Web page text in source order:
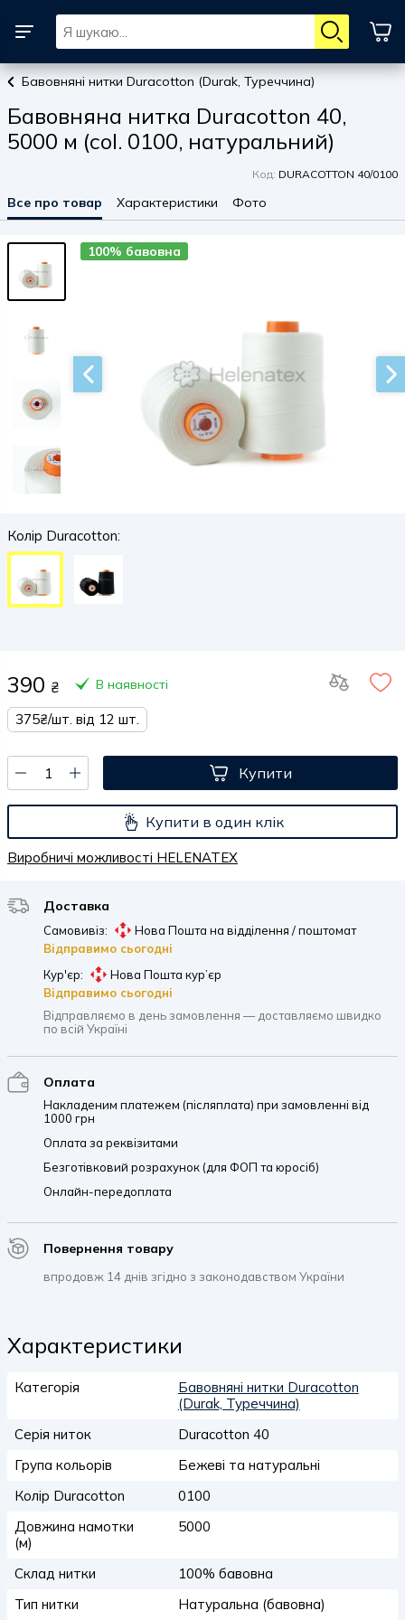
Бавовняні нитки Duracotton (Durak, Туреччина)
Бавовняна нитка Duracotton 40,
5000 м (col. 0100, натуральний)
Код: DURACOTTON 40/0100
Все про товар Характеристики Фото
100% бавовна
100% бавовна
100% бавовна
100% бавовна
Колір Duracotton:
390 ₴ В наявності
375₴/шт. від 12 шт.
Купити
Купити в один клік
Виробничі можливості HELENATEX
Доставка
Самовивіз:
Нова Пошта на відділення / поштомат
Відправимо сьогодні
Кур'єр:
Нова Пошта кур’єр
Відправимо сьогодні
Відправляємо в день замовлення — доставляємо швидко
по всій Україні
Оплата
Накладеним платежем (післяплата) при замовленні від
1000 грн
Оплата за реквізитами
Безготівковий розрахунок (для ФОП та юросіб)
Онлайн-передоплата
Повернення товару
впродовж 14 днів згідно з законодавством України
Характеристики
Категорія
Бавовняні нитки Duracotton
(Durak, Туреччина)
Серія ниток
Duracotton 40
Група кольорів
Бежеві та натуральні
Колір Duracotton
0100
Довжина намотки
(м)
5000
Склад нитки
100% бавовна
Тип нитки
Натуральна (бавовна)